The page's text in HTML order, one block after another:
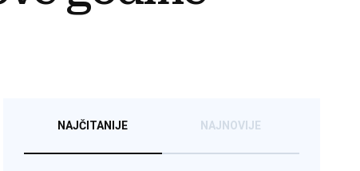
NAJČITANIJE NAJNOVIJE